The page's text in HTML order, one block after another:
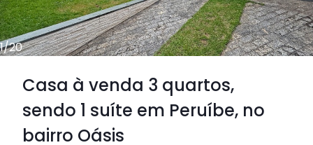
1/20
Casa à venda 3 quartos,
sendo 1 suíte em Peruíbe, no
bairro Oásis